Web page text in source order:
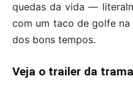
quedas da vida —
com um taco de golfe
dos bons tempos.
Veja o trailer da